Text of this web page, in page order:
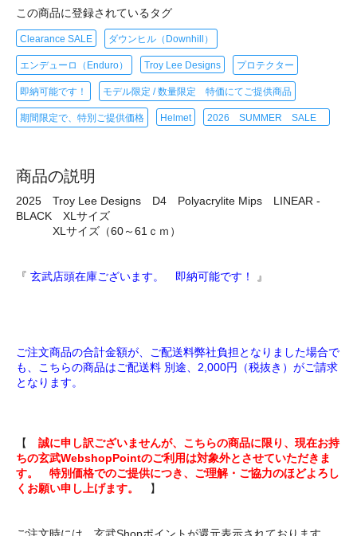
この商品に登録されているタグ
Clearance SALE ダウンヒル（Downhill）
エンデューロ（Enduro） Troy Lee Designs プロテクター
即納可能です！ モデル限定 / 数量限定 特価にてご提供商品
期間限定で、特別ご提供価格 Helmet 2026 SUMMER SALE
商品の説明
2025 Troy Lee Designs D4 Polyacrylite Mips LINEAR -
BLACK XLサイズ
XLサイズ（60～61ｃｍ）
『 玄武店頭在庫ございます。 即納可能です！ 』
ご注文商品の合計金額が、ご配送料弊社負担となりました場合で
も、こちらの商品はご配送料 別途、2,000円（税抜き）がご請求
となります。
【 誠に申し訳ございませんが、こちらの商品に限り、現在お持
ちの玄武WebshopPointのご利用は対象外とさせていただきま
す。 特別価格でのご提供につき、ご理解・ご協力のほどよろし
くお願い申し上げます。
】